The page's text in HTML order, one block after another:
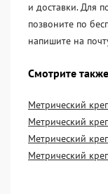
и доставки. Для
позвоните по
напишите на
Смотрите также
Метрический
Метрический
Метрический
Метрический